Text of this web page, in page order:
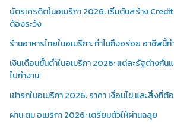
บัตรเครดิตในอเมริกา 2026: เริ่มต้นสร้าง
ต้องระวัง
ร้านอาหารไทยในอเมริกา: ทำไมถึงอร่อย อาชีพนี้ท
เงินเดือนขั้นต่ำในอเมริกา 2026: แต่ละรัฐต่างกั
ไปทำงาน
เช่ารถในอเมริกา 2026: ราคา เงื่อนไข และสิ่งที่
ผ่าน ตม อเมริกา 2026: เตรียมตัวให้ผ่านฉลุย